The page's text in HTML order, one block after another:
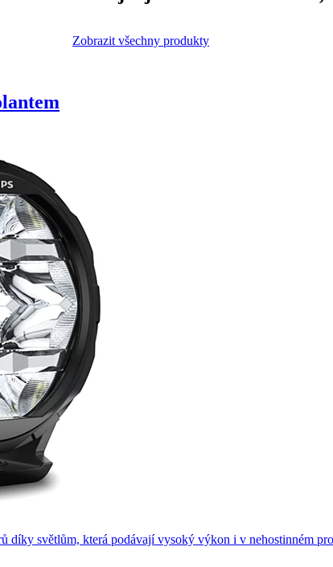
Zobrazit všechny produkty
díky světlům, která podávají vysoký výkon i v nehostinném